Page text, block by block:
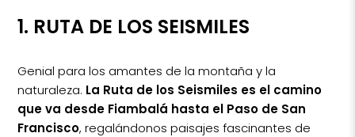
1. RUTA DE LOS SEISMILES
Genial para los amantes de la montaña y la
naturaleza. La Ruta de los Seismiles es el camino
que va desde Fiambalá hasta el Paso de San
Francisco, regalándonos paisajes fascinantes de